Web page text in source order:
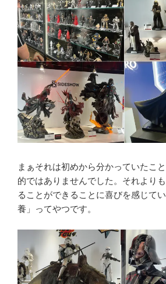
まぁそれは初めから分かっていたこ
的ではありませんでした。それより
ることができることに喜びを感じて
養」ってやつです。